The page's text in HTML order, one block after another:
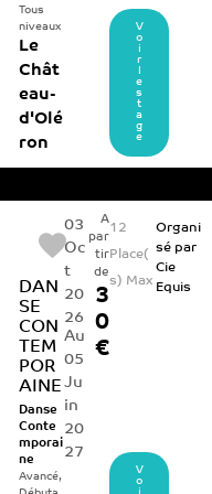
Tous
niveaux
Le
Chât
eau-
d'Olé
ron
V
o
i
r
e
s
t
a
g
e
DAN
SE
CON
TEM
POR
AINE
Danse
Conte
mporai
ne
Avancé,
03
Oc
t
20
26
Au
05
Ju
in
20
27
A
par
tir
de
3
0
€
12
Place(
s) Max
V
o
Organi
sé par
Cie
Equis